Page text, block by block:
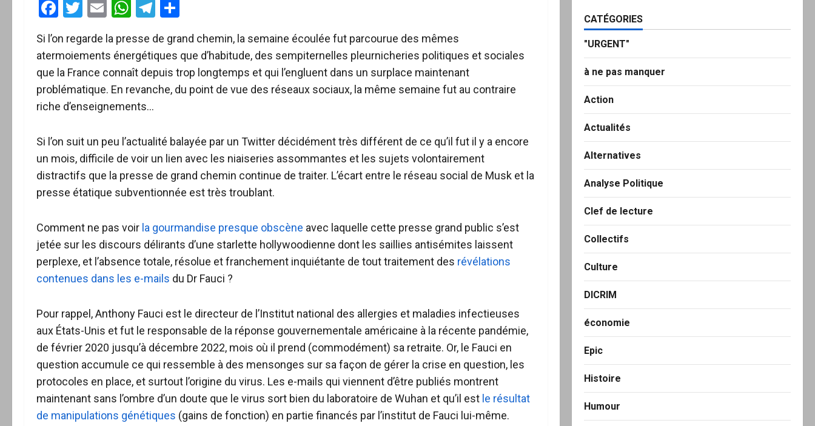
Facebook
Twitter
EmailWhatsApp
Telegram
Si l’on regarde la presse de grand chemin, la semaine écoulée fut parcourue des mêmes
atermoiements énergétiques que d’habitude, des sempiternelles pleurnicheries politiques et sociales
que la France connaît depuis trop longtemps et qui l’engluent dans un surplace maintenant
problématique. En revanche, du point de vue des réseaux sociaux, la même semaine fut au contraire
riche d’enseignements…
Si l’on suit un peu l’actualité balayée par un Twitter décidément très différent de ce qu’il fut il y a encore
un mois, difficile de voir un lien avec les niaiseries assommantes et les sujets volontairement
distractifs que la presse de grand chemin continue de traiter. L’écart entre le réseau social de Musk et la
presse étatique subventionnée est très troublant.
Comment ne pas voir la gourmandise presque obscène avec laquelle cette presse grand public s’est
jetée sur les discours délirants d’une starlette hollywoodienne dont les saillies antisémites laissent
perplexe, et l’absence totale, résolue et franchement inquiétante de tout traitement des révélations
contenues dans les e-mails du Dr Fauci ?
Pour rappel, Anthony Fauci est le directeur de l’Institut national des allergies et maladies infectieuses
aux États-Unis et fut le responsable de la réponse gouvernementale américaine à la récente pandémie,
de février 2020 jusqu’à décembre 2022, mois où il prend (commodément) sa retraite. Or, le Fauci en
question accumule ce qui ressemble à des mensonges sur sa façon de gérer la crise en question, les
protocoles en place, et surtout l’origine du virus. Les e-mails qui viennent d’être publiés montrent
maintenant sans l’ombre d’un doute que le virus sort bien du laboratoire de Wuhan et qu’il est le résultat
de manipulations génétiques (gains de fonction) en partie financés par l’institut de Fauci lui-même.
CATÉGORIES
"URGENT"
à ne pas manquer
Action
Actualités
Alternatives
Analyse Politique
Clef de lecture
Collectifs
Culture
DICRIM
économie
Epic
Histoire
Humour